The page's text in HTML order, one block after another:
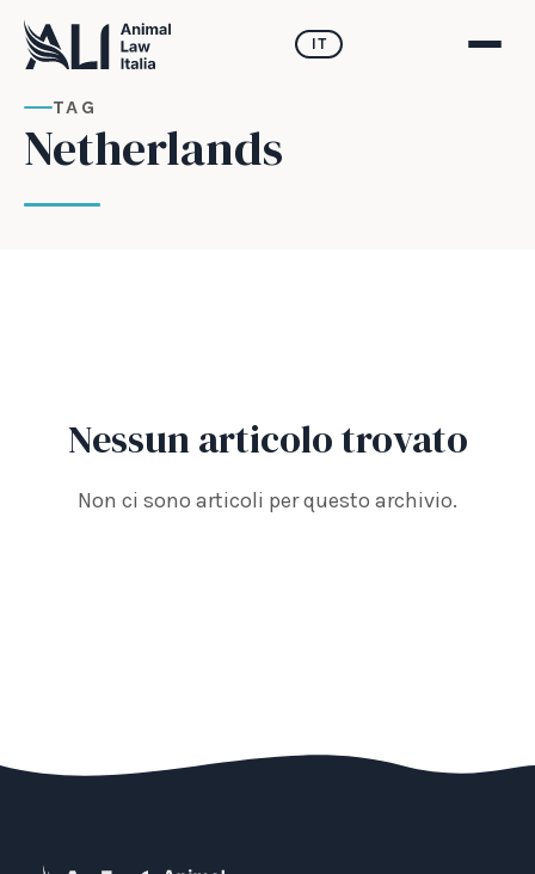
IT
TAG
Netherlands
Nessun articolo trovato
Non ci sono articoli per questo archivio.